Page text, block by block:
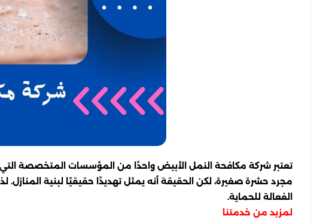
تعتبر شركة مكافحة النمل الأبيض واحدًا من المؤسسات المتخصصة التي
مجرد حشرة صغيرة، لكن الحقيقة أنه يمثل تهديدًا حقيقيًا لبنية
الفعالة للحماية.
لمزيد من خدمتنا